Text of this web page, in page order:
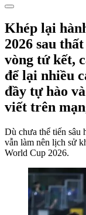
Khép lại
2026 sau
vòng tứ kết,
để lại nhiều
đầy tự hào
viết trên
Dù chưa thể tiến sâu
vẫn làm nên lịch sử
World Cup 2026.